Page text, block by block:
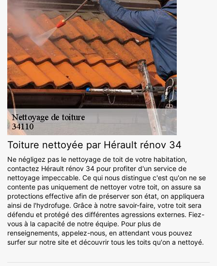
Toiture nettoyée par Hérault rénov 34
Ne négligez pas le nettoyage de toit de votre habitation,
contactez Hérault rénov 34 pour profiter d'un service de
nettoyage impeccable. Ce qui nous distingue c'est qu'on ne se
contente pas uniquement de nettoyer votre toit, on assure sa
protections effective afin de préserver son état, on appliquera
ainsi de l'hydrofuge. Grâce à notre savoir-faire, votre toit sera
défendu et protégé des différentes agressions externes. Fiez-
vous à la capacité de notre équipe. Pour plus de
renseignements, appelez-nous, en attendant vous pouvez
surfer sur notre site et découvrir tous les toits qu'on a nettoyé.